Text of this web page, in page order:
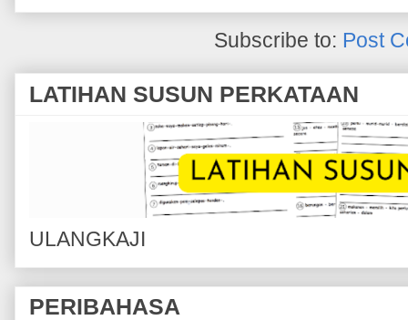
Subscribe to: Post
LATIHAN SUSUN PERKATAAN
ULANGKAJI
PERIBAHASA